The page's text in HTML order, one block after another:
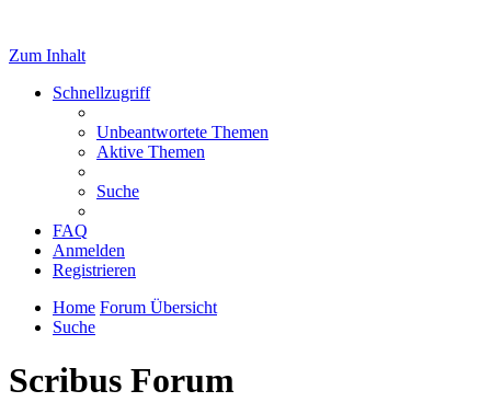
Zum Inhalt
Schnellzugriff
Unbeantwortete Themen
Aktive Themen
Suche
FAQ
Anmelden
Registrieren
Home Forum Übersicht
Suche
Scribus Forum